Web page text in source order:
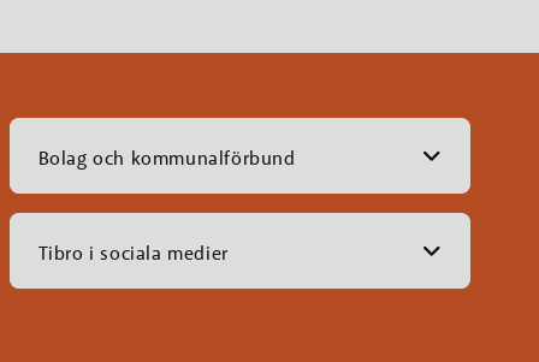
Bolag och kommunalförbund
Tibro i sociala medier